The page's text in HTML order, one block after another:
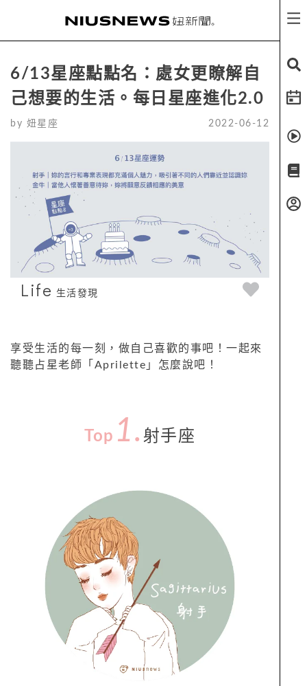
6/13星座點點名：處女更瞭解自
己想要的生活。每日星座進化2.0
by 妞星座 2022-06-12
Life 生活發現
享受生活的每一刻，做自己喜歡的事吧！一起來
聽聽占星老師「Aprilette」怎麼說吧！
Top 1. 射手座